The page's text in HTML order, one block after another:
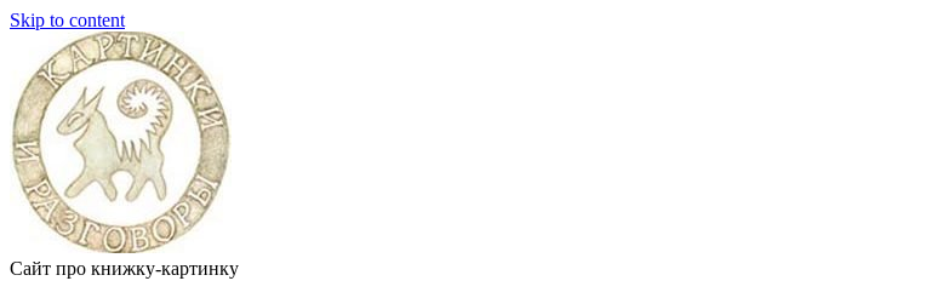
Skip to content
Сайт про книжку-картинку